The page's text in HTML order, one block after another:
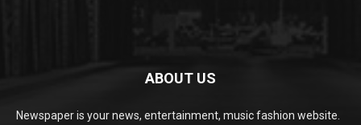
ABOUT US
Newspaper is your news, entertainment, music fashion website.